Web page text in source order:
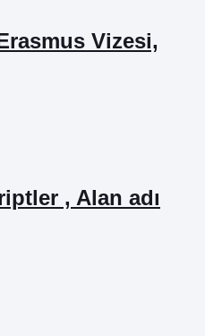
Vizesi,
, Alan adı